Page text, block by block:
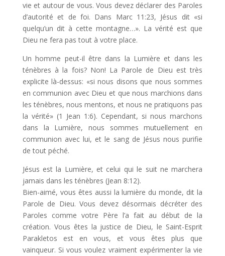
vie et autour de vous. Vous devez déclarer des Paroles
d’autorité et de foi. Dans Marc 11:23, Jésus dit «si
quelqu’un dit à cette montagne…». La vérité est que
Dieu ne fera pas tout à votre place.
Un homme peut-il être dans la Lumière et dans les
ténèbres à la fois? Non! La Parole de Dieu est très
explicite là-dessus: «si nous disons que nous sommes
en communion avec Dieu et que nous marchions dans
les ténèbres, nous mentons, et nous ne pratiquons pas
la vérité» (1 Jean 1:6). Cependant, si nous marchons
dans la Lumière, nous sommes mutuellement en
communion avec lui, et le sang de Jésus nous purifie
de tout péché.
Jésus est la Lumière, et celui qui le suit ne marchera
jamais dans les ténèbres (Jean 8:12).
Bien-aimé, vous êtes aussi la lumière du monde, dit la
Parole de Dieu. Vous devez désormais décréter des
Paroles comme votre Père l’a fait au début de la
création. Vous êtes la justice de Dieu, le Saint-Esprit
Parakletos est en vous, et vous êtes plus que
vainqueur. Si vous voulez vraiment expérimenter la vie